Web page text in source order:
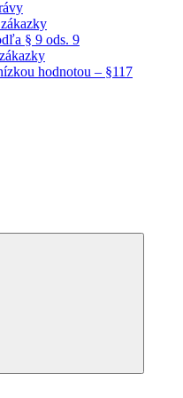
§ 9 ods. 9
hodnotou – §117